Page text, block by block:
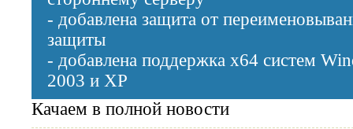
- добавлена защита от
защиты
- добавлена поддержка x64 систем
2003 и XP
Качаем в полной новости